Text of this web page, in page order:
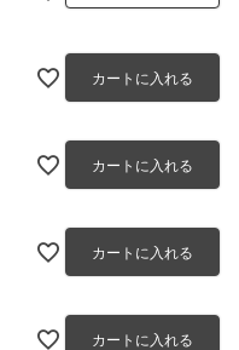
カートに入れる
カートに入れる
カートに入れる
カートに入れる